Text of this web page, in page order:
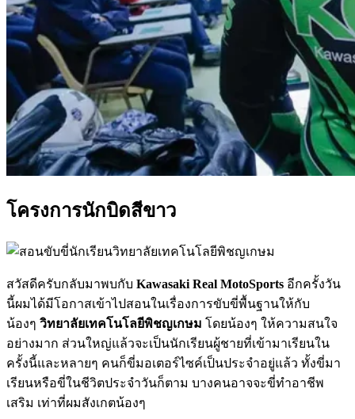
โครงการนักบิดสีขาว
สวัสดีครับกลับมาพบกับ Kawasaki Real MotoSports อีกครั้งวัน
นี้ผมได้มีโอกาสเข้าไปสอนในเรื่องการขับขี่พื้นฐานให้กับ
น้องๆ วิทยาลัยเทคโนโลยีพิชญเกษม โดยน้องๆ ให้ความสนใจ
อย่างมาก ส่วนใหญ่แล้วจะเป็นนักเรียนผู้ชายที่เข้ามาเรียนใน
ครั้งนี้และหลายๆ คนก็ขี่มอเตอร์ไซค์เป็นประจำอยู่แล้ว ทั้งขี่มา
เรียนหรือขี่ในชีวิตประจำวันก็ตาม บางคนอาจจะขี่ทำอาชีพ
เสริม เท่าที่ผมสังเกตน้องๆ